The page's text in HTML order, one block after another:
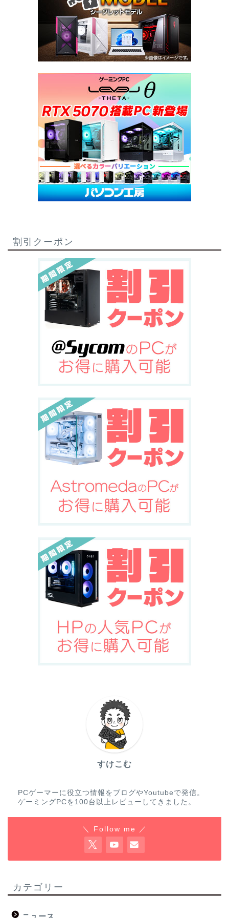
割引クーポン
すけこむ
PCゲーマーに役立つ情報をブログやYoutubeで発信。
ゲーミングPCを100台以上レビューしてきました。
＼ Follow me ／
カテゴリー